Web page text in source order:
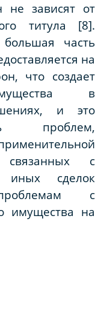
не зависят от
титула [8].
часть
на
что создает
в
и это
проблем,
с
сделок
проблемам с
имущества на